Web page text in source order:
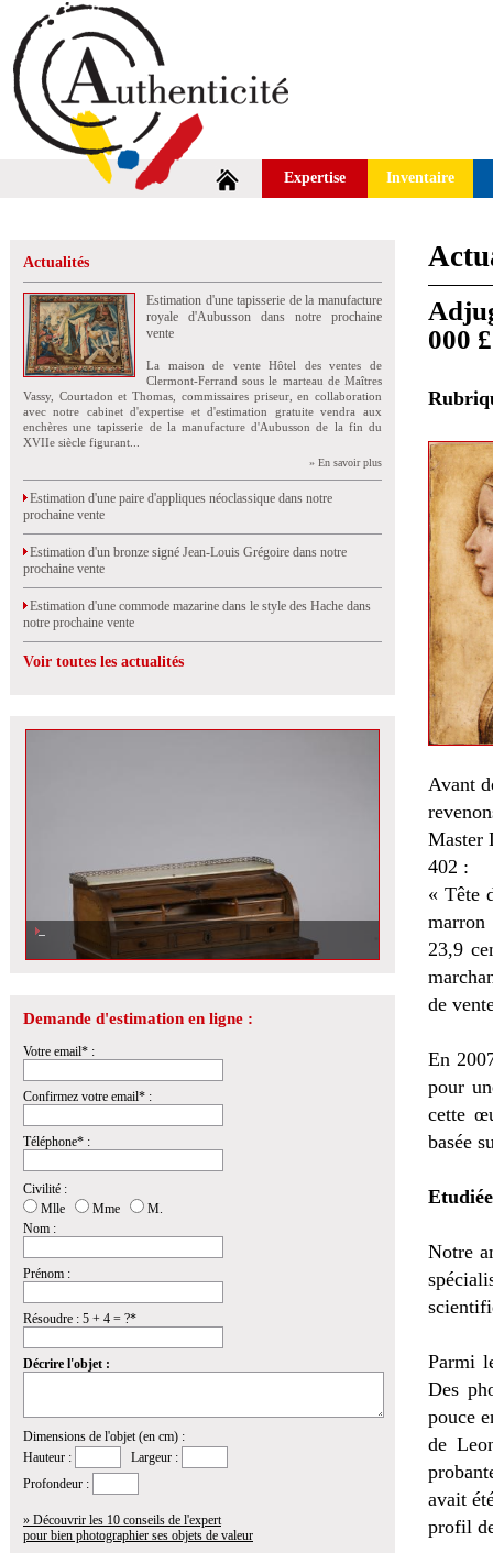
Expertise Inventaire
Actualités
Estimation d'une tapisserie de la manufacture
royale d'Aubusson dans notre prochaine
vente
La maison de vente Hôtel des ventes de
Clermont-Ferrand sous le marteau de Maîtres
Vassy, Courtadon et Thomas, commissaires priseur, en collaboration
avec notre cabinet d'expertise et d'estimation gratuite vendra aux
enchères une tapisserie de la manufacture d'Aubusson de la fin du
XVIIe siècle figurant...
» En savoir plus
Estimation d'une paire d'appliques néoclassique dans notre
prochaine vente
Estimation d'un bronze signé Jean-Louis Grégoire dans notre
prochaine vente
Estimation d'une commode mazarine dans le style des Hache dans
notre prochaine vente
Voir toutes les actualités
Demande d'estimation en ligne :
Votre email* :
Confirmez votre email* :
Téléphone* :
Civilité :
Mlle
Mme
M.
Nom :
Prénom :
Résoudre : 5 + 4 = ?*
Décrire l'objet :
Dimensions de l'objet (en cm) :
Hauteur :
Largeur :
Profondeur :
» Découvrir les 10 conseils de l'expert
pour bien photographier ses objets de valeur
000
Avant
Master
402 :
« Tête
23,9
de
En
pour
cette
basée
Notre
Parmi
Des
pouce
de
avait
profil